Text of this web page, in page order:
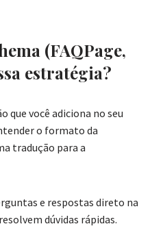
(FAQPage,
estratégia?
que você adiciona no seu
o formato da
tradução para a
e respostas direto na
dúvidas rápidas.